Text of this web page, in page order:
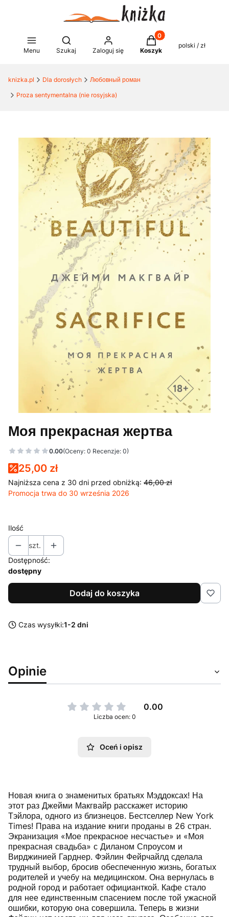
Menu
Otwórz wyszukiwarkę
Szukaj Zaloguj się
Produkty w koszyku:
Koszyk
polski / zł
knizka.pl Dla dorosłych
Любовный роман
Proza ​​sentymentalna (nie rosyjska)
Моя прекрасная жертва
0.00(Oceny: 0 Recenzje: 0)
25,00 zł
Najniższa cena z 30 dni przed obniżką: 46,00 zł
Promocja trwa do 30 września 2026
Ilość
szt.
Dostępność:
dostępny
Dodaj do koszyka
Czas wysyłki:1-2 dni
Opinie
0.00
Liczba ocen: 0
Oceń i opisz
Новая книга о знаменитых братьях Мэддоксах! На
этот раз Джейми Макгвайр расскажет историю
Тэйлора, одного из близнецов. Бестселлер New York
Times! Права на издание книги проданы в 26 стран.
Экранизация «Мое прекрасное несчастье» и «Моя
прекрасная свадьба» с Диланом Спроусом и
Вирджинией Гарднер. Фэйлин Фейрчайлд сделала
трудный выбор, бросив обеспеченную жизнь, богатых
родителей и учебу на медицинском. Она вернулась в
родной город и работает официанткой. Кафе стало
для нее единственным спасением после той ужасной
ошибки, которую она совершила. Теперь в жизни